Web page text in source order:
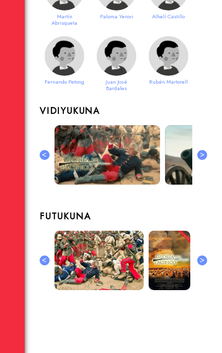
Martín
Abrisqueta
Paloma Yerovi Alhelí Castillo
Fernando Petong
Juan José
Bardales
Rubén Martorell
VIDIYUKUNA
< >
FUTUKUNA
< >